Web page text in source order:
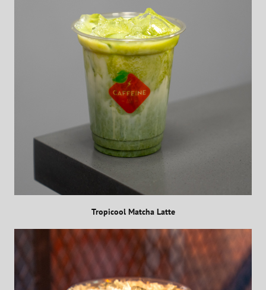
Tropicool Matcha Latte